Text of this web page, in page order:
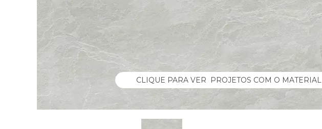
CLIQUE PARA VER PROJETOS COM O MATERIAL